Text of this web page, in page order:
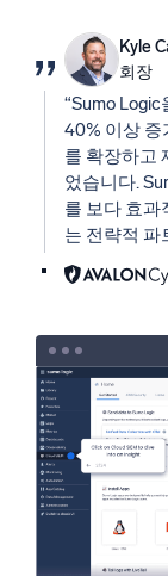
Kyle
회장
“Sumo
40% 이상 증
를 확장하고
었습니다.
를 보다 효과
는 전략적 파